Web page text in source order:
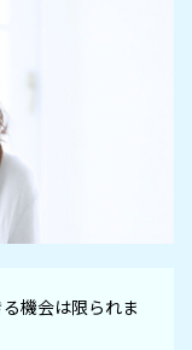
機会は限られま